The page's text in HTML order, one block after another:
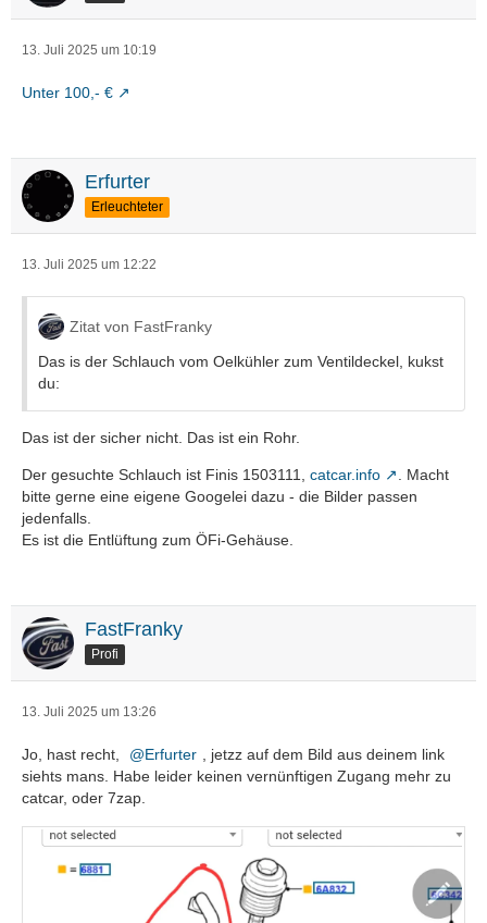
13. Juli 2025 um 10:19
Unter 100,- €
Erfurter
Erleuchteter
13. Juli 2025 um 12:22
Zitat von FastFranky
Das is der Schlauch vom Oelkühler zum Ventildeckel, kukst
du:
Das ist der sicher nicht. Das ist ein Rohr.
Der gesuchte Schlauch ist Finis 1503111, catcar.info
. Macht
bitte gerne eine eigene Googelei dazu - die Bilder passen
jedenfalls.
Es ist die Entlüftung zum ÖFi-Gehäuse.
FastFranky
Profi
13. Juli 2025 um 13:26
Jo, hast recht, Erfurter
, jetzz auf dem Bild aus deinem link
siehts mans. Habe leider keinen vernünftigen Zugang mehr zu
catcar, oder 7zap.